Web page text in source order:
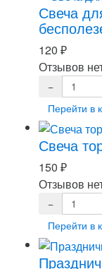
Свеча
120 ₽
Отзывов
Перейти в
Свеча
150 ₽
Отзывов
Перейти в